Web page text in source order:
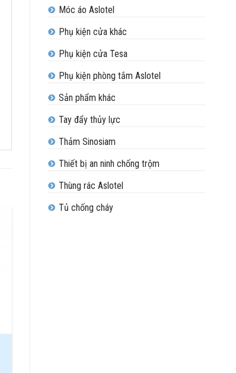
Móc áo Aslotel
Phụ kiện cửa khác
Phụ kiện cửa Tesa
Phụ kiện phòng tắm Aslotel
Sản phẩm khác
Tay đẩy thủy lực
Thảm Sinosiam
Thiết bị an ninh chống trộm
Thùng rác Aslotel
Tủ chống cháy